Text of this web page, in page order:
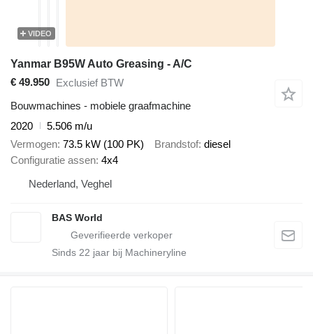
VIDEO
Yanmar B95W Auto Greasing - A/C
€ 49.950 Exclusief BTW
Bouwmachines - mobiele graafmachine
2020
5.506 m/u
Vermogen 73.5 kW (100 PK) Brandstof diesel
Configuratie assen 4x4
Nederland, Veghel
BAS World
Sinds 22 jaar bij Machineryline